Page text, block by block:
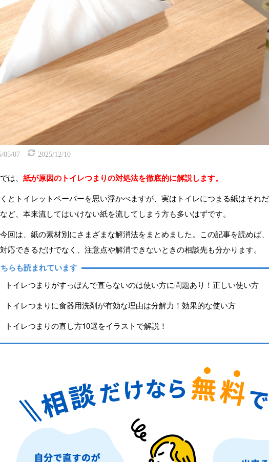
05/07 2025/12/10
は、 紙が原因のトイレつまりの対処法を徹底的に解説します。
とトイレットペーパーを思い浮かべますが、実はトイレにつまる紙はそれ
ど、本来流してはいけない紙を流してしまう方も多いはずです。
回は、紙の素材別にさまざまな解消法をまとめました。この記事を読めば
応できるだけでなく、注意点や解消できないときの相談先も分かります。
らも読まれています
トイレつまりがすっぽんで直らないのは使い方に問題あり！正しい使い方
トイレつまりに食器用洗剤が有効な理由は分解力！効果的な使い方
トイレつまりの直し方10選をイラストで解説！